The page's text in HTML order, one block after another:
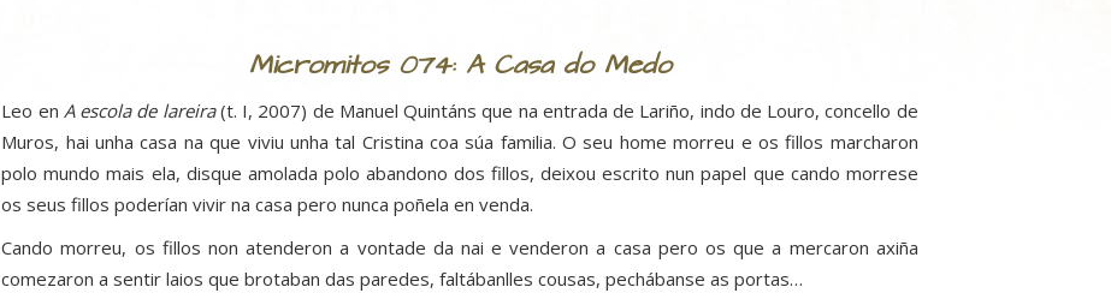
Micromitos 074: A Casa do Medo
Leo en A escola de lareira(t. I, 2007) de Manuel Quintáns que na entrada de Lariño, indo de Louro, concello de
Muros, hai unha casa na que viviu unha tal Cristina coa súa familia. O seu home morreu e os fillos marcharon
polo mundo mais ela, disque amolada polo abandono dos fillos, deixou escrito nun papel que cando morrese
os seus fillos poderían vivir na casa pero nunca poñela en venda.
Cando morreu, os fillos non atenderon a vontade da nai e venderon a casa pero os que a mercaron axiña
comezaron a sentir laios que brotaban das paredes, faltábanlles cousas, pechábanse as portas…